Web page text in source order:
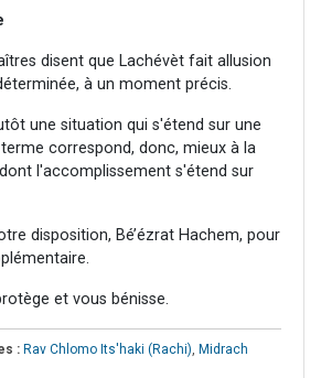
disent que Lachévèt fait allusion
à un moment précis.
une situation qui s'étend sur une
correspond, donc, mieux à la
l'accomplissement s'étend sur
disposition, Bé’ézrat Hachem, pour
et vous bénisse.
: Rav Chlomo Its'haki (Rachi), Midrach